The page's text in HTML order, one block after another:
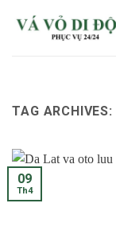
TAG ARCHIVES:
09
Th4